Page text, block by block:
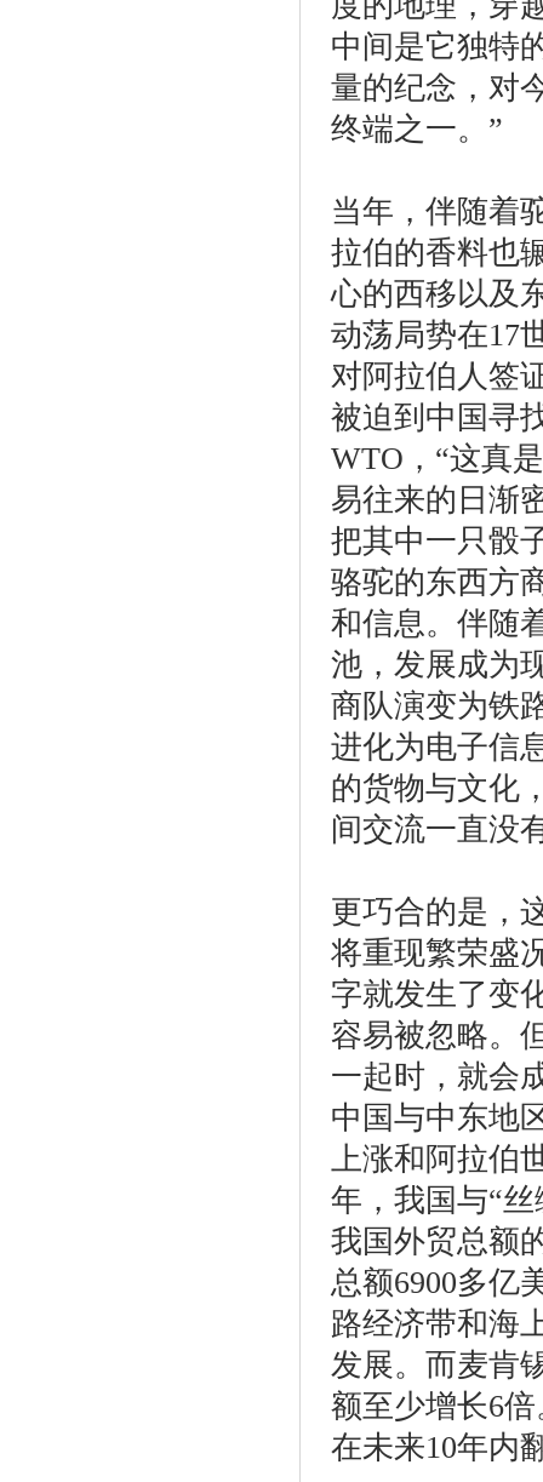
中间是它独特
量的纪念，对
终端之一。”
当年，伴随着
拉伯的香料也
心的西移以及
动荡局势在17
对阿拉伯人签
被迫到中国寻
WTO，“这真
易往来的日渐
把其中一只骰
骆驼的东西方
和信息。伴随
池，发展成为
商队演变为铁
进化为电子信
的货物与文化
间交流一直没
更巧合的是，
将重现繁荣盛
字就发生了变
容易被忽略。
一起时，就会
中国与中东地
上涨和阿拉伯
年，我国与“
我国外贸总额
总额6900多亿
路经济带和海
发展。而麦肯
额至少增长6
在未来10年内